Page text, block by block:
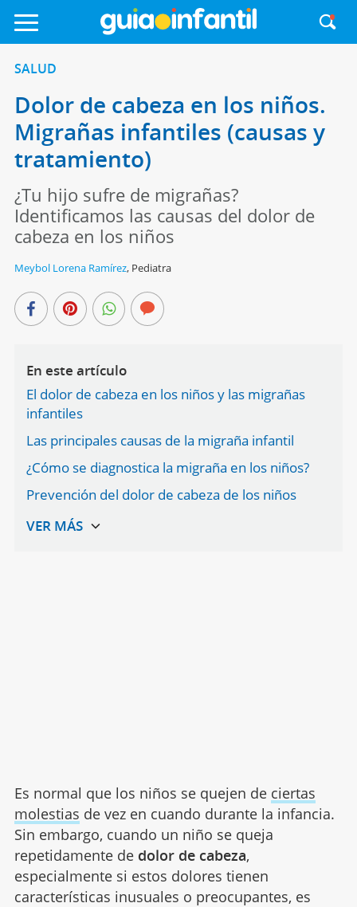
SALUD
Dolor de cabeza en los niños.
Migrañas infantiles (causas y
tratamiento)
¿Tu hijo sufre de migrañas?
Identificamos las causas del dolor de
cabeza en los niños
Meybol Lorena Ramírez, Pediatra
En este artículo
El dolor de cabeza en los niños y las migrañas
infantiles
Las principales causas de la migraña infantil
¿Cómo se diagnostica la migraña en los niños?
Prevención del dolor de cabeza de los niños
Es normal que los niños se quejen de ciertas
molestias de vez en cuando durante la infancia.
Sin embargo, cuando un niño se queja
repetidamente de dolor de cabeza,
especialmente si estos dolores tienen
características inusuales o preocupantes, es